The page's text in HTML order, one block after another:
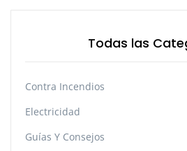
Todas las
Contra Incendios
Electricidad
Guías Y Consejos